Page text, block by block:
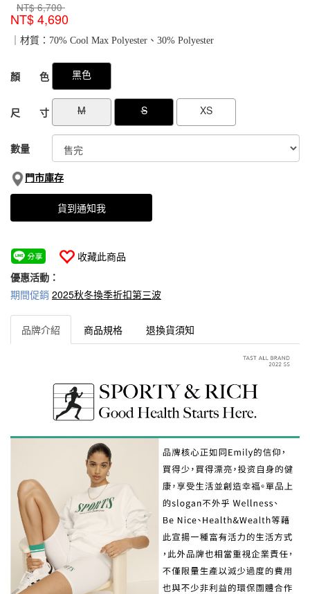
NT$6,700
NT$4,690
｜材質：70% Cool Max Polyester、30% Polyester
GOODS000000000000049832174
顏 色 黑色
尺 寸 M S XS
數量
門市庫存
貨到通知我
收藏此商品
優惠活動：
期間促銷 2025秋冬換季折扣第三波
品牌介紹 商品規格 退換貨須知